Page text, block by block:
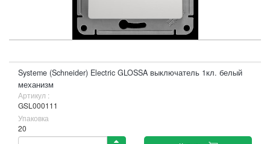
Systeme (Schneider) Electric GLOSSA выключатель 1кл. белый
механизм
Артикул :
GSL000111
Упаковка
20